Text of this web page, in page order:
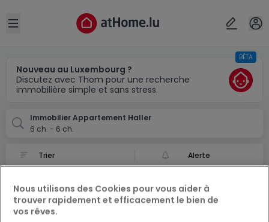
Open sidebar
Nouveau au Luxembourg ?
Discutez avec Thom pour une recherche
immobilière simple et sans stress.
BÊTA
Immobilier Appartement Haller
6 ch. - 6 ch.
Alerte
Appartement à Haller
0 Annonces d'[immotype] à Haller
Localité(s)
Annuler OK
Nous utilisons des Cookies pour vous aider à
trouver rapidement et efficacement le bien de
vos rêves.